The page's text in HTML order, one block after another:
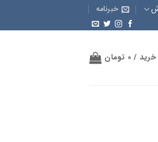
خبرنامه
/
0 تومان